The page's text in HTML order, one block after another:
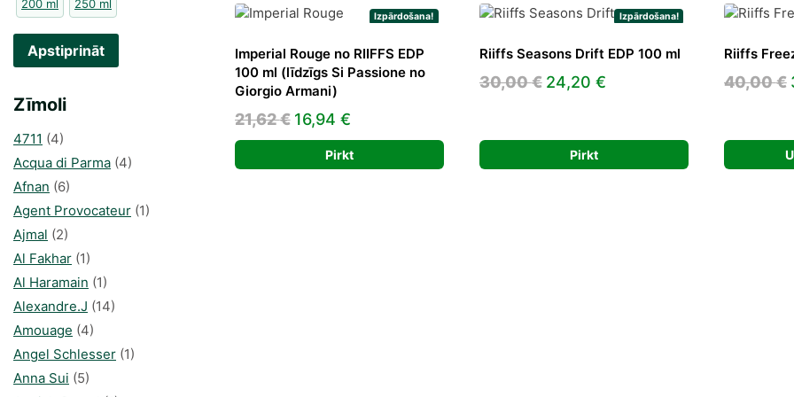
Izpārdošana!
Imperial Rouge no RIIFFS EDP
100 ml (līdzīgs Si Passione no
Giorgio Armani)
21,62€ Original
price
was:
16,94 €Current
price
is:
Pirkt
Izpārdošana!
Riiffs Seasons Drift EDP 100 ml
30,00€ Original
30,00 €.
24,20 €Current
Pirkt
Riiffs
40,00€
200 ml 250 ml
Apstiprināt
Zīmoli
4711 (4)
Acqua di Parma (4)
Afnan (6)
Agent Provocateur (1)
Ajmal (2)
Al Fakhar (1)
Al Haramain (1)
Alexandre.J (14)
Amouage (4)
Angel Schlesser (1)
Anna Sui (5)